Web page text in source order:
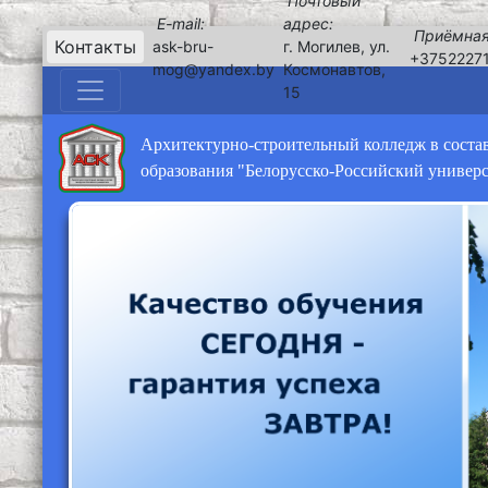
Контакты
E-mail:
ask-bru-
mog@yandex.by
адрес:
г. Могилев, ул.
Космонавтов,
15
Архитектурно-строительный колледж в
образования "Белорусско-Российский